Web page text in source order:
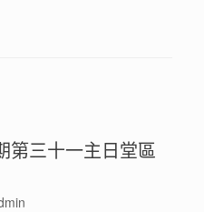
第三十一主日堂區